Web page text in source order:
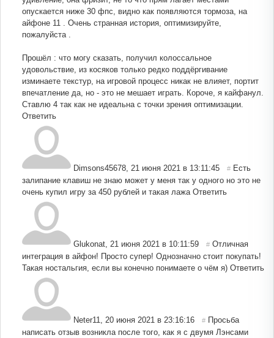
опускается ниже 30 фпс, видно как появляются тормоза, на
айфоне 11 . Очень странная история, оптимизируйте,
пожалуйста .
Прошёл : что могу сказать, получил колоссальное
удовольствие, из косяков только редко поддёргивание
изминаете текстур, на игровой процесс никак не влияет, портит
впечатление да, но - это не мешает играть. Короче, я кайфанул.
Ставлю 4 так как не идеальна с точки зрения оптимизации.
Ответить
Dimsons45678, 21 июня 2021 в 13:11:45 # Есть
залипание клавиш не знаю может у меня так у одного но это не
очень купил игру за 450 рублей и такая лажа Ответить
Glukonat, 21 июня 2021 в 10:11:59 # Отличная
интеграция в айфон! Просто супер! Однозначно стоит покупать!
Такая ностальгия, если вы конечно понимаете о чём я) Ответить
Neter11, 20 июня 2021 в 23:16:16 # Просьба
написать отзыв возникла после того, как я с двумя Лэнсами